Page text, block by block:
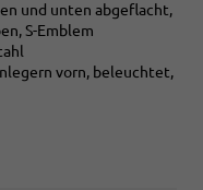
und unten abgeflacht,
S-Emblem
vorn, beleuchtet,